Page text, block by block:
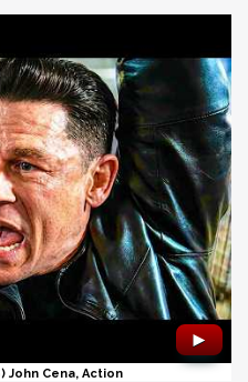
►
John Cena, Action